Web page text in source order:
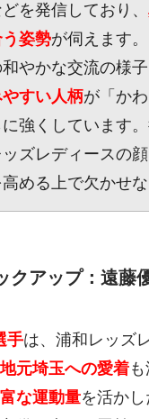
を発信しており、
姿勢が伺えます
やかな交流の様子
すい人柄が「か
強くしています
ズレディースの
める上で欠かせな
クアップ：遠藤
手は、浦和レッズ
地元埼玉への愛着も
な運動量を活か